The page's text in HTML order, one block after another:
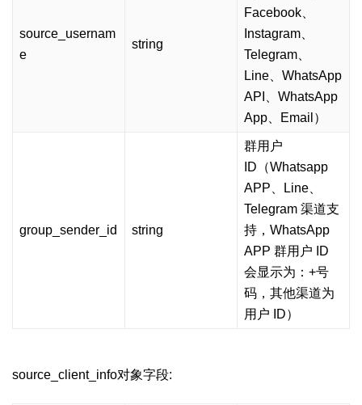
source_usernam
e
string
Facebook、
Instagram、
Telegram、
Line、WhatsApp
API、WhatsApp
App、Email）
group_sender_id string
群用户
ID（Whatsapp
APP、Line、
Telegram 渠道支
持，WhatsApp
APP 群用户 ID
会显示为：+号
码，其他渠道为
用户 ID）
source_client_info对象字段: